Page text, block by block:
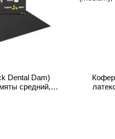
Dental Dam)
средний,